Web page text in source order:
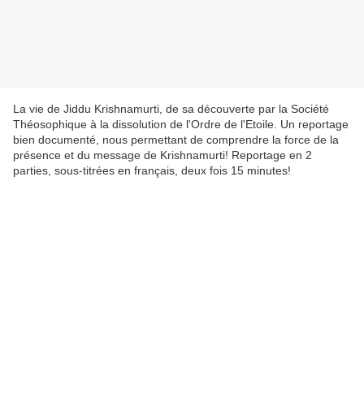
La vie de Jiddu Krishnamurti, de sa découverte par la Société
Théosophique à la dissolution de l'Ordre de l'Etoile. Un reportage
bien documenté, nous permettant de comprendre la force de la
présence et du message de Krishnamurti! Reportage en 2
parties, sous-titrées en français, deux fois 15 minutes!